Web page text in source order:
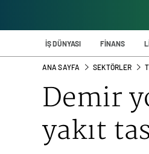
İŞ DÜNYASI FİNANS
ANA SAYFA SEKTÖRLER
Demir
yakıt